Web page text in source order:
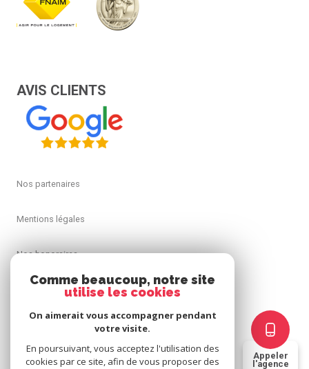
Appeler
l'agence
AVIS CLIENTS
Nos partenaires
Mentions légales
Nos honoraires
Cookies
Comme beaucoup, notre site
utilise les cookies
On aimerait vous accompagner pendant
votre visite.
En poursuivant, vous acceptez l'utilisation des
cookies par ce site, afin de vous proposer des